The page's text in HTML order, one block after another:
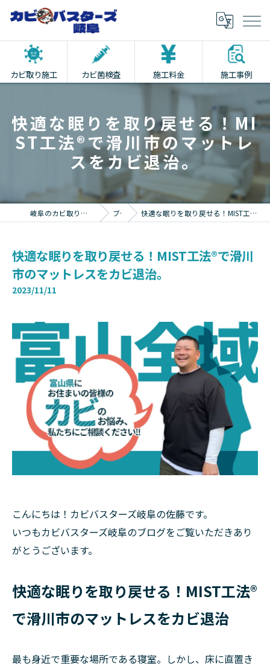
カビ取り施工 カビ菌検査 施工料金 施工事例
快適な眠りを取り戻せる！MI
ST工法®で滑川市のマットレ
スをカビ退治。
岐阜のカビ取りならカビバスターズ岐阜 ブログ 快適な眠りを取り戻せる！MIST工法®で滑川市のマットレスをカビ退治。
快適な眠りを取り戻せる！MIST工法®で滑川
市のマットレスをカビ退治。
2023/11/11
こんにちは！カビバスターズ岐阜の佐藤です。
いつもカビバスターズ岐阜のブログをご覧いただきあり
がとうございます。
快適な眠りを取り戻せる！MIST工法®
で滑川市のマットレスをカビ退治
最も身近で重要な場所である寝室。しかし、床に直置き